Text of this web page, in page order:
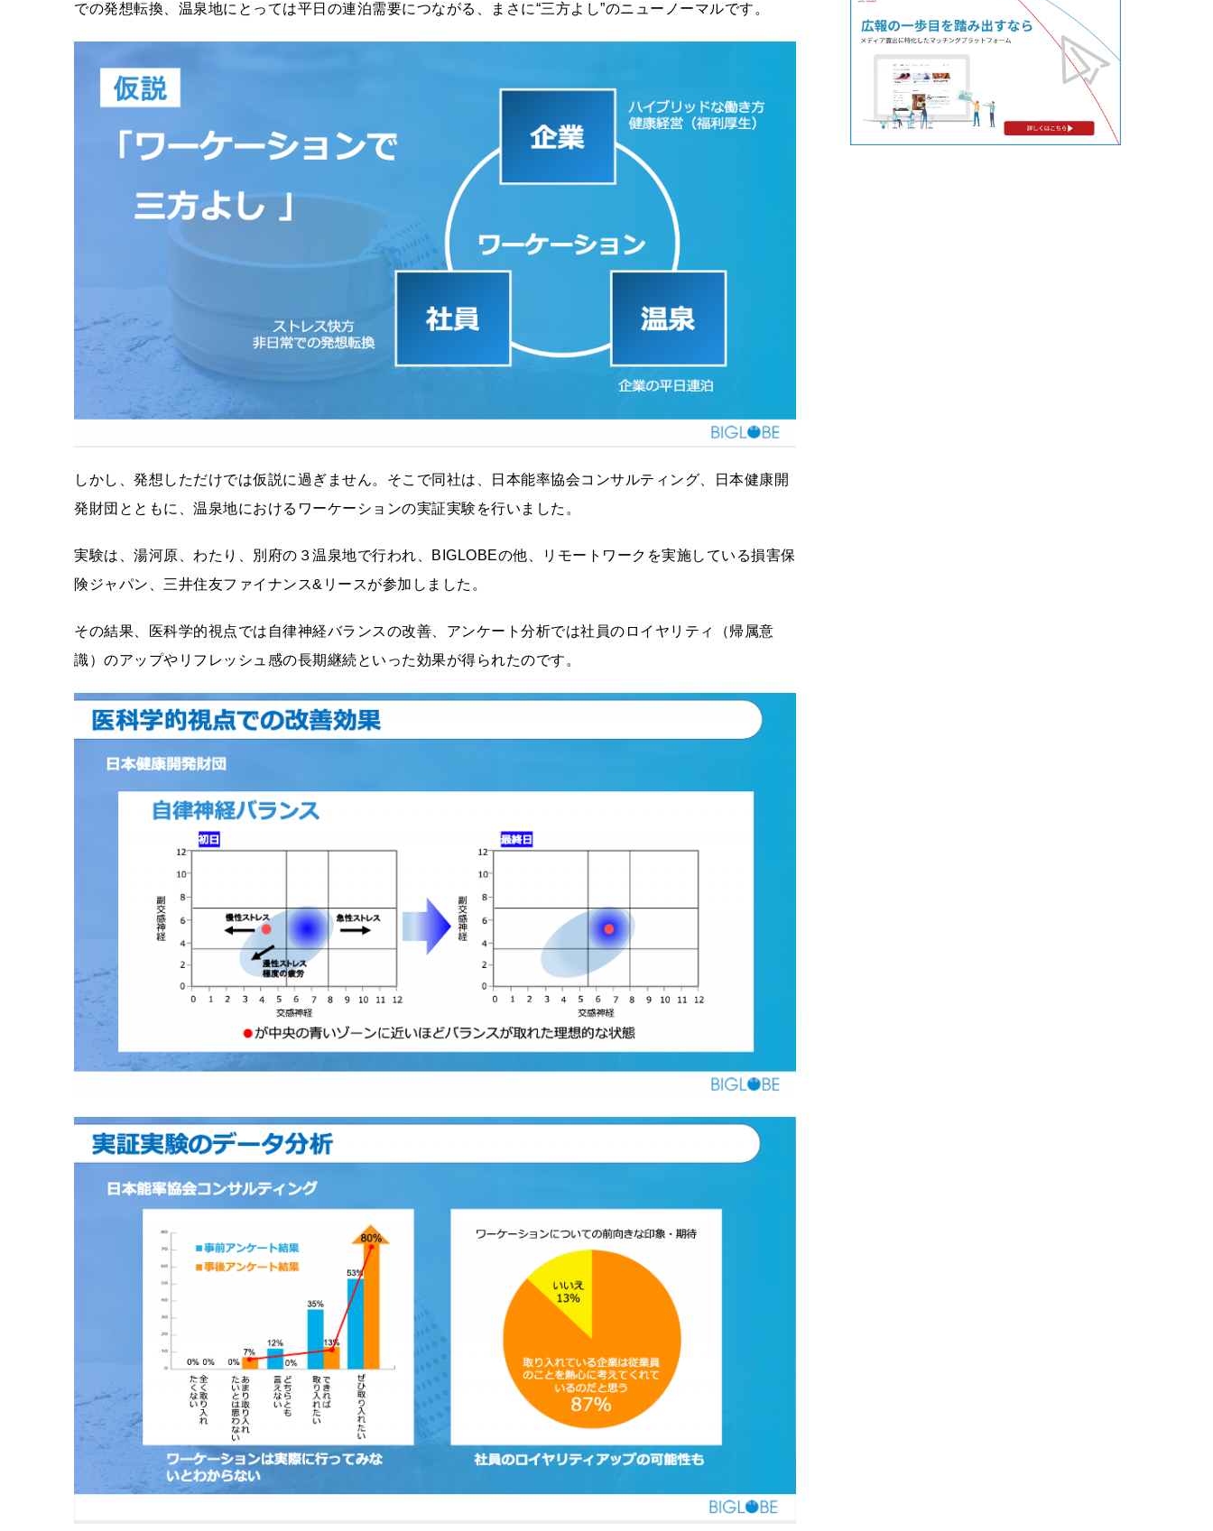
での発想転換、温泉地にとっては平日の連泊需要につながる、まさに“三方よし”のニューノーマルです。
しかし、発想しただけでは仮説に過ぎません。そこで同社は、日本能率協会コンサルティング、日本健康開
発財団とともに、温泉地におけるワーケーションの実証実験を行いました。
実験は、湯河原、わたり、別府の３温泉地で行われ、BIGLOBEの他、リモートワークを実施している損害保
険ジャパン、三井住友ファイナンス&リースが参加しました。
その結果、医科学的視点では自律神経バランスの改善、アンケート分析では社員のロイヤリティ（帰属意
識）のアップやリフレッシュ感の長期継続といった効果が得られたのです。